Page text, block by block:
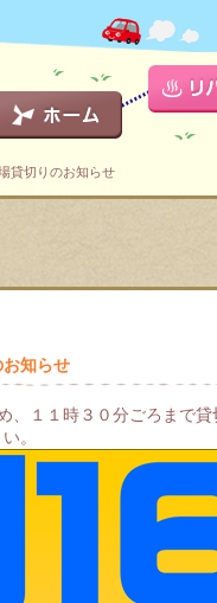
貸切りのお知らせ
知らせ
、１１時３０分ごろまで
。